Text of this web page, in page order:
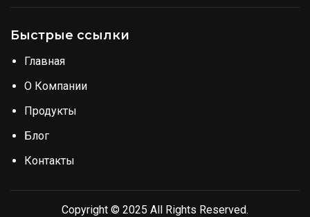
Быстрые ссылки
Главная
О Компании
Продукты
Блог
Контакты
Copyright © 2025 All Rights Reserved.